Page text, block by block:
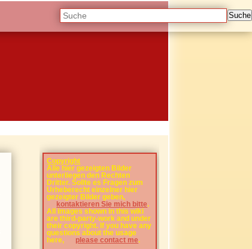
Suche
Copyright
Alle hier gezeigten Bilder
unterliegen den Rechten
Dritter. Sollte es Fragen zum
Urheberecht einzelner hier
gezeigter Bilder geben,
kontaktieren Sie mich bitte.
All images shown in this wiki
are third-party-work and under
their copyright. If you have any
questions about the usage
here,
please contact me.